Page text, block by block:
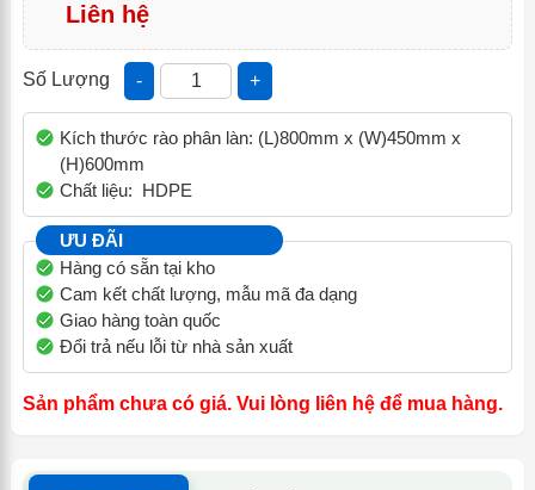
Liên hệ
Số Lượng - +
Kích thước rào phân làn: (L)800mm x (W)450mm x
(H)600mm
Chất liệu: HDPE
ƯU ĐÃI
Hàng có sẵn tại kho
Cam kết chất lượng, mẫu mã đa dạng
Giao hàng toàn quốc
Đổi trả nếu lỗi từ nhà sản xuất
Sản phẩm chưa có giá. Vui lòng liên hệ để mua hàng.